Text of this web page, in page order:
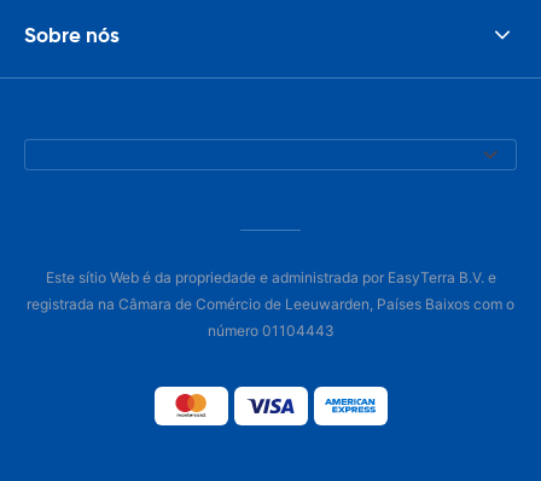
Sobre nós
Este sítio Web é da propriedade e administrada por EasyTerra B.V. e
registrada na Câmara de Comércio de Leeuwarden, Países Baixos com o
número 01104443